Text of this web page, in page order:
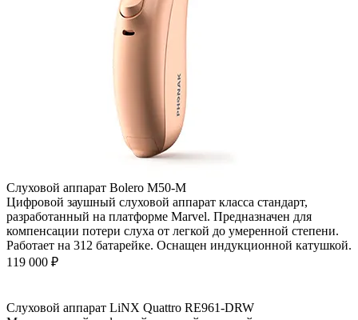
Слуховой аппарат Bolero M50-M
Цифровой заушный слуховой аппарат класса стандарт,
разработанный на платформе Marvel. Предназначен для
компенсации потери слуха от легкой до умеренной степени.
Работает на 312 батарейке. Оснащен индукционной катушкой.
119 000 ₽
Слуховой аппарат LiNX Quattro RE961-DRW